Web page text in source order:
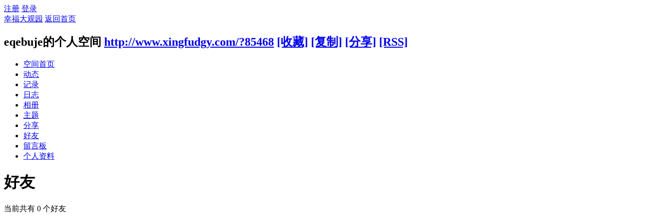
注册 登录
幸福大观园 返回首页
eqebuje的个人空间 http://www.xingfudgy.com/?85468 [收藏] [复制] [分享] [RSS]
空间首页
动态
记录
日志
相册
主题
分享
好友
留言板
个人资料
好友
当前共有 0 个好友